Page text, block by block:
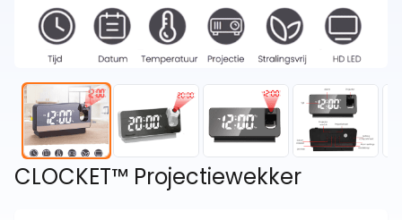
CLOCKET™ Projectiewekker